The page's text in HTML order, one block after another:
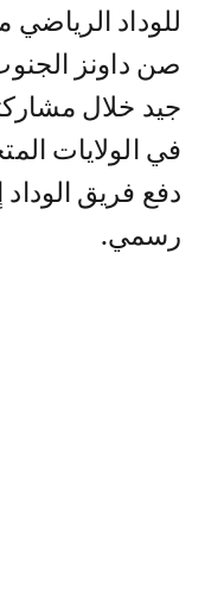
للوداد
صن داونز
جيد خلال
في الولايات
دفع فريق
رسمي.